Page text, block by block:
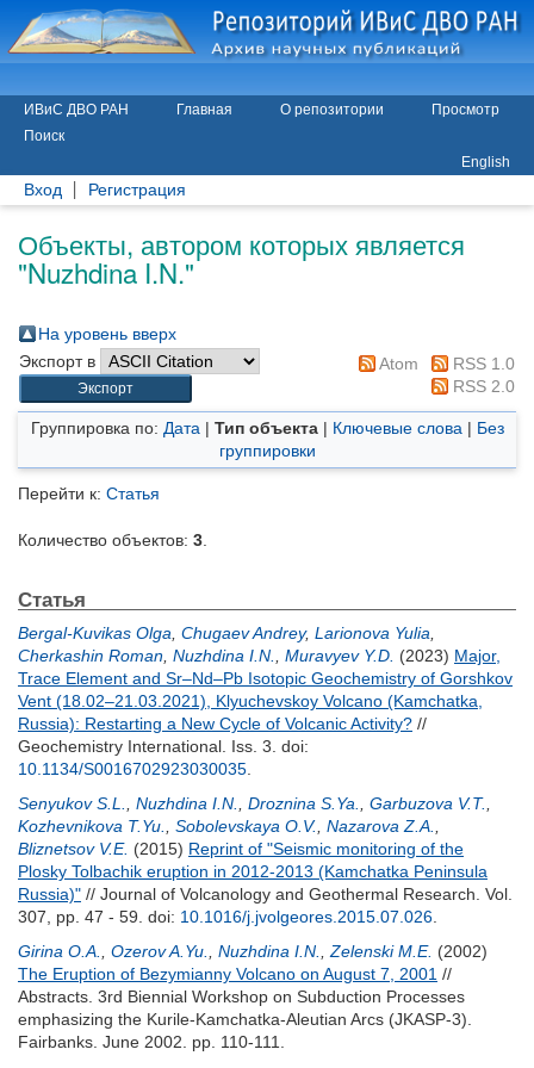
ИВиС ДВО РАН Главная О репозитории
Просмотр
Поиск
English
Вход Регистрация
Объекты, автором которых является
"Nuzhdina I.N."
На уровень вверх
Экспорт в
Atom
RSS 1.0
RSS 2.0
Группировка по: Дата | Тип объекта| Ключевые слова | Без
группировки
Перейти к: Статья
Количество объектов: 3
Статья
Bergal-Kuvikas Olga Chugaev Andrey, Larionova Yulia
Cherkashin Roman Nuzhdina I.N. Muravyev Y.D. (2023) Major,
Trace Element and Sr–Nd–Pb Isotopic Geochemistry of Gorshkov
Vent (18.02–21.03.2021), Klyuchevskoy Volcano (Kamchatka,
Russia): Restarting a New Cycle of Volcanic Activity? //
Geochemistry International. Iss. 3. doi:
10.1134/S0016702923030035
Senyukov S.L.
Nuzhdina I.N. Droznina S.Ya. Garbuzova V.T.
Kozhevnikova T.Yu.
Sobolevskaya O.V. Nazarova Z.A.
Bliznetsov V.E. (2015) Reprint of "Seismic monitoring of the
Plosky Tolbachik eruption in 2012-2013 (Kamchatka Peninsula
Russia)" // Journal of Volcanology and Geothermal Research. Vol.
307, pp. 47 - 59. doi: 10.1016/j.jvolgeores.2015.07.026
Girina O.A.
Ozerov A.Yu. Nuzhdina I.N. Zelenski M.E. (2002)
The Eruption of Bezymianny Volcano on August 7, 2001 //
Abstracts. 3rd Biennial Workshop on Subduction Processes
emphasizing the Kurile-Kamchatka-Aleutian Arcs (JKASP-3).
Fairbanks. June 2002. pp. 110-111.